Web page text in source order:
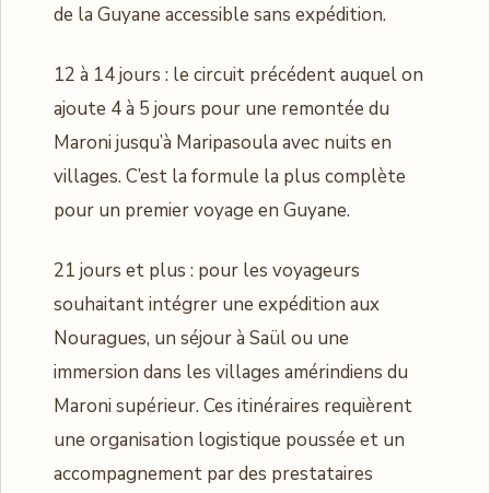
de la Guyane accessible sans expédition.
12 à 14 jours : le circuit précédent auquel on
ajoute 4 à 5 jours pour une remontée du
Maroni jusqu’à Maripasoula avec nuits en
villages. C’est la formule la plus complète
pour un premier voyage en Guyane.
21 jours et plus : pour les voyageurs
souhaitant intégrer une expédition aux
Nouragues, un séjour à Saül ou une
immersion dans les villages amérindiens du
Maroni supérieur. Ces itinéraires requièrent
une organisation logistique poussée et un
accompagnement par des prestataires